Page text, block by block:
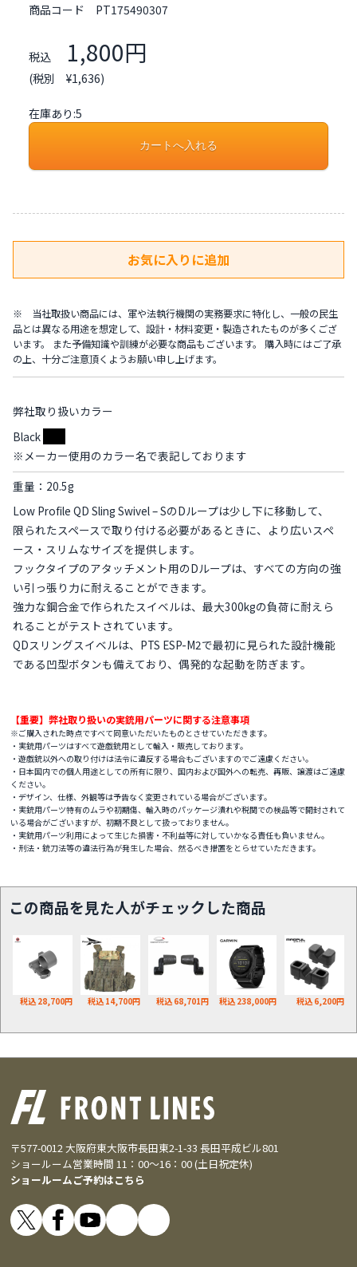
商品コード PT175490307
税込 1,800円
(税別 ¥1,636)
在庫あり:5
※ 当社取扱い商品には、軍や法執行機関の実務要求に特化し、一般の民生
品とは異なる用途を想定して、設計・材料変更・製造されたものが多くござ
います。 また予備知識や訓練が必要な商品もございます。 購入時にはご了承
の上、十分ご注意頂くようお願い申し上げます。
弊社取り扱いカラー
Black
※メーカー使用のカラー名で表記しております
重量：20.5g
Low Profile QD Sling Swivel – SのDループは少し下に移動して、
限られたスペースで取り付ける必要があるときに、より広いスペ
ース・スリムなサイズを提供します。
フックタイプのアタッチメント用のDループは、すべての方向の強
い引っ張り力に耐えることができます。
強力な鋼合金で作られたスイベルは、最大300kgの負荷に耐えら
れることがテストされています。
QDスリングスイベルは、PTS ESP-M2で最初に見られた設計機能
である凹型ボタンも備えており、偶発的な起動を防ぎます。
【重要】弊社取り扱いの実銃用パーツに関する注意事項
※ご購入された時点ですべて同意いただいたものとさせていただきます。
・実銃用パーツはすべて遊戯銃用として輸入・販売しております。
・遊戯銃以外への取り付けは法令に違反する場合もございますのでご遠慮ください。
・日本国内での個人用途としての所有に限り、国内および国外への転売、再販、譲渡はご遠慮
ください。
・デザイン、仕様、外観等は予告なく変更されている場合がございます。
・実銃用パーツ特有のムラや初期傷、輸入時のパッケージ潰れや税関での検品等で開封されて
いる場合がございますが、初期不良として扱っておりません。
・実銃用パーツ利用によって生じた損害・不利益等に対していかなる責任も負いません。
・刑法・銃刀法等の違法行為が発生した場合、然るべき措置をとらせていただきます。
この商品を見た人がチェックした商品
税込 28,700円 税込 14,700円 税込 68,701円 税込 238,000円 税込 6,200円
〒577-0012 大阪府東大阪市長田東2-1-33 長田平成ビル801
ショールーム営業時間 11：00～16：00 (土日祝定休)
ショールームご予約はこちら